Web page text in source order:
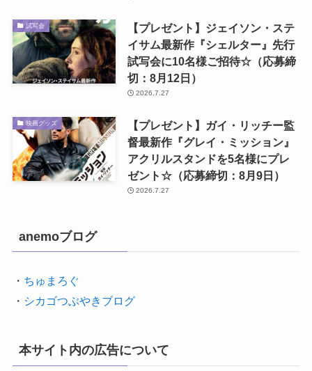
試写会
【プレゼント】ジェイソン・ステ
イサム最新作『シェルター』先行
試写会に10名様ご招待☆（応募締
切：8月12日）
2026.7.27
映画グッズ
【プレゼント】ガイ・リッチー監
督最新作『グレイ・ミッション』
アクリルスタンドを5名様にプレ
ゼント☆（応募締切：8月9日）
2026.7.27
anemoブログ
・ ちゅまろぐ
・ シカゴつぶやきブログ
本サイト内の広告について